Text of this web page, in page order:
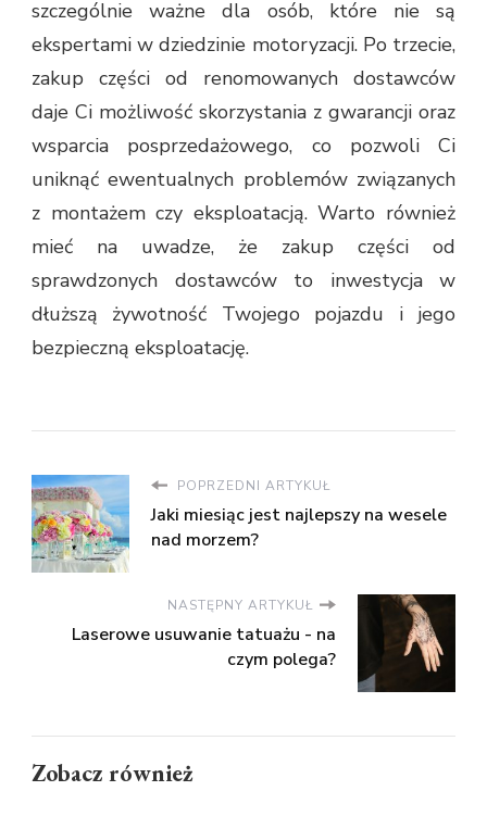
szczególnie ważne dla osób, które nie są
ekspertami w dziedzinie motoryzacji. Po trzecie,
zakup części od renomowanych dostawców
daje Ci możliwość skorzystania z gwarancji oraz
wsparcia posprzedażowego, co pozwoli Ci
uniknąć ewentualnych problemów związanych
z montażem czy eksploatacją. Warto również
mieć na uwadze, że zakup części od
sprawdzonych dostawców to inwestycja w
dłuższą żywotność Twojego pojazdu i jego
bezpieczną eksploatację.
POPRZEDNI ARTYKUŁ
Jaki miesiąc jest najlepszy na wesele
nad morzem?
NASTĘPNY ARTYKUŁ
Laserowe usuwanie tatuażu - na
czym polega?
Zobacz również